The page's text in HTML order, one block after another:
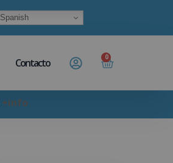
Spanish
Contacto 0
+info